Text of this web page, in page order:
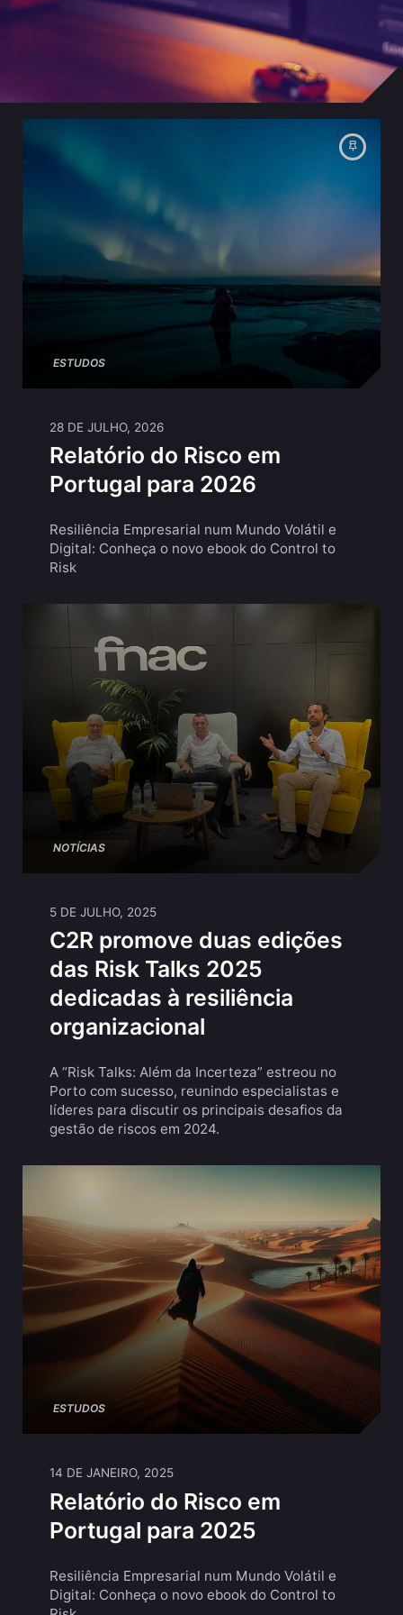
desenvolvimento das empresas, criando
valor e estabelecendo a imagem
reputacional das organizações.
ESTUDOS
28 DE JULHO, 2026
Relatório do Risco em
Portugal para 2026
Resiliência Empresarial num Mundo Volátil e
Digital: Conheça o novo ebook do Control to
Risk
NOTÍCIAS
5 DE JULHO, 2025
C2R promove duas edições
das Risk Talks 2025
dedicadas à resiliência
organizacional
A “Risk Talks: Além da Incerteza” estreou no
Porto com sucesso, reunindo especialistas e
líderes para discutir os principais desafios da
gestão de riscos em 2024.
ESTUDOS
14 DE JANEIRO, 2025
Relatório do Risco em
Portugal para 2025
Resiliência Empresarial num Mundo Volátil e
Digital: Conheça o novo ebook do Control to